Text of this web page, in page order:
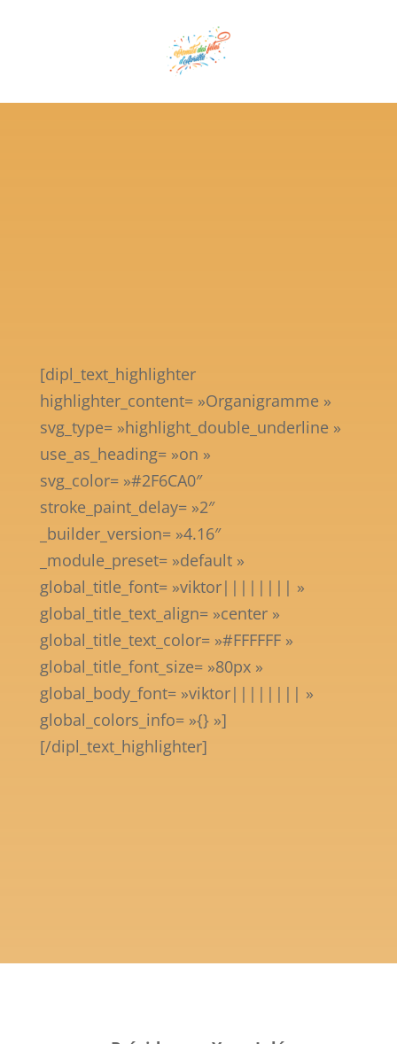
[dipl_text_highlighter
highlighter_content= »Organigramme »
svg_type= »highlight_double_underline »
use_as_heading= »on »
svg_color= »#2F6CA0″
stroke_paint_delay= »2″
_builder_version= »4.16″
_module_preset= »default »
global_title_font= »viktor|||||||| »
global_title_text_align= »center »
global_title_text_color= »#FFFFFF »
global_title_font_size= »80px »
global_body_font= »viktor|||||||| »
global_colors_info= »{} »]
[/dipl_text_highlighter]